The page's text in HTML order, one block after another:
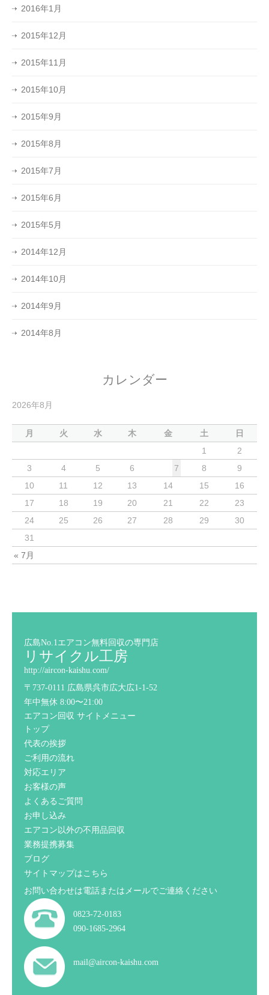
2016年1月
2015年12月
2015年11月
2015年10月
2015年9月
2015年8月
2015年7月
2015年6月
2015年5月
2014年12月
2014年10月
2014年9月
2014年8月
カレンダー
2026年8月
月 火 水 木 金 土 日
« 7月
1
2
3
4 5 6 7 8
9
10
11 12 13 14 15
16
17
18 19 20 21 22
23
24
25 26 27 28 29
30
31
広島No.1エアコン無料回収の専門店
リサイクル工房
http://aircon-kaishu.com/
〒737-0111 広島県呉市広大広1-1-52
年中無休 8:00〜21:00
エアコン回収 サイトメニュー
トップ
代表の挨拶
ご利用の流れ
対応エリア
お客様の声
よくあるご質問
お申し込み
エアコン以外の不用品回収
業務提携募集
ブログ
サイトマップはこちら
お問い合わせは電話またはメールでご連絡ください
0823-72-0183
090-1685-2964
mail@aircon-kaishu.com